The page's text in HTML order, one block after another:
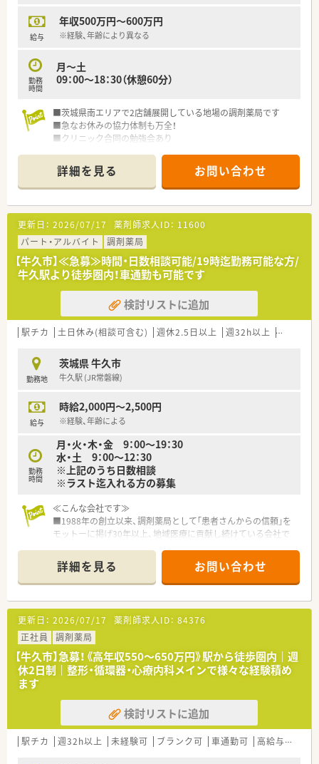
給与
年収500万円～600万円
※経験、年齢により異なる
勤務
時間
月～土
09：00～18：30（休憩60分）
■茨城県南エリアで2店舗展開している地場の調剤薬局です
■急なお休みの協力体制も万全！
■クリニック合同の勉強会あり
詳細を見る お問い合わせ
更新日： 2026/07/17 薬剤師求人ID： 11600
パート・アルバイト
調剤薬局
【牛久市】≪急募≫時間・日数相談可能/19時迄勤務可能な方/
牛久駅より徒歩圏内！車通勤も可能です
検討リストに追加
駅チカ 土日休み(相談可含む) 週休2.5日以上 週32h以上 未経験可
勤務地
茨城県 牛久市
牛久駅 (JR常磐線)
給与
時給2,000円～2,500円
※経験、年齢による
勤務
時間
月・火・木・金 9：00～19：30
水・土 9：00～12：30
※上記のうち日数相談
※ラスト迄入れる方の募集
≪こんな会社です≫
■1988年の創立以来、調剤薬局として｢患者さんからの信頼｣を
モットーに掲げ30年以上、地域医療に貢献し続けている会社で
■茨城県つくば市を本社に構え、茨城県5店舗（古河市2店舗、つ
くば市2店舗、牛久1店舗）、埼玉県1店舗を展開している企業です
■調剤薬局の運営以外にも独立やドクターの開業支援事業も行
っております
■クリニックモールへ積極的に出店を行っており、収益性も高い
薬局づくりを行っています。
■地域ごとに採用を行っており、無理な異動はございません。
≪こんな薬局です≫
■日本で一番大きいクリニックモールになる1200坪の敷地面積
複数の専門医の先生と地域医療の貢献を目指しております
■幅広いご年齢の方が活躍している活気ある店舗です
■牛久駅から徒歩10分程度、車通勤も可能です
詳細を見る お問い合わせ
更新日： 2026/07/17 薬剤師求人ID： 84376
正社員
調剤薬局
【牛久市】急募！《高年収550～650万円》駅から徒歩圏内｜週
休2日制｜整形・循環器・心療内科メインで様々な経験積め
ます
検討リストに追加
駅チカ 週32h以上 未経験可 ブランク可 車通勤可 高給与(600万円以上)